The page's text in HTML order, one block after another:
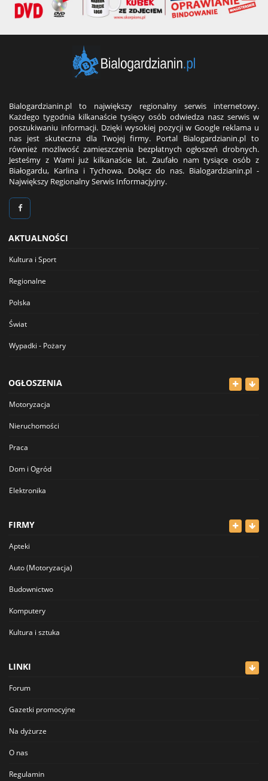
Bialogardzianin.pl to największy regionalny serwis internetowy.
Każdego tygodnia kilkanaście tysięcy osób odwiedza nasz serwis w
poszukiwaniu informacji. Dzięki wysokiej pozycji w Google reklama u
nas jest skuteczna dla Twojej firmy. Portal Bialogardzianin.pl to
również możliwość zamieszczenia bezpłatnych ogłoszeń drobnych.
Jesteśmy z Wami już kilkanaście lat. Zaufało nam tysiące osób z
Białogardu, Karlina i Tychowa. Dołącz do nas. Bialogardzianin.pl -
Największy Regionalny Serwis Informacjyjny.
AKTUALNOŚCI
Kultura i Sport
Regionalne
Polska
Świat
Wypadki - Pożary
OGŁOSZENIA
Motoryzacja
Nieruchomości
Praca
Dom i Ogród
Elektronika
FIRMY
Apteki
Auto (Motoryzacja)
Budownictwo
Komputery
Kultura i sztuka
LINKI
Forum
Gazetki promocyjne
Na dyżurze
O nas
Regulamin